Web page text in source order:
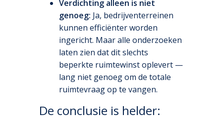
Verdichting alleen is niet
genoeg: Ja, bedrijventerreinen
kunnen efficiënter worden
ingericht. Maar alle onderzoeken
laten zien dat dit slechts
beperkte ruimtewinst oplevert —
lang niet genoeg om de totale
ruimtevraag op te vangen.
De conclusie is helder: